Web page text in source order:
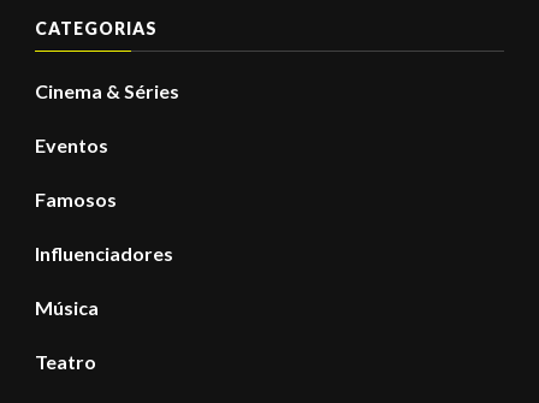
CATEGORIAS
Cinema & Séries
Eventos
Famosos
Influenciadores
Música
Teatro